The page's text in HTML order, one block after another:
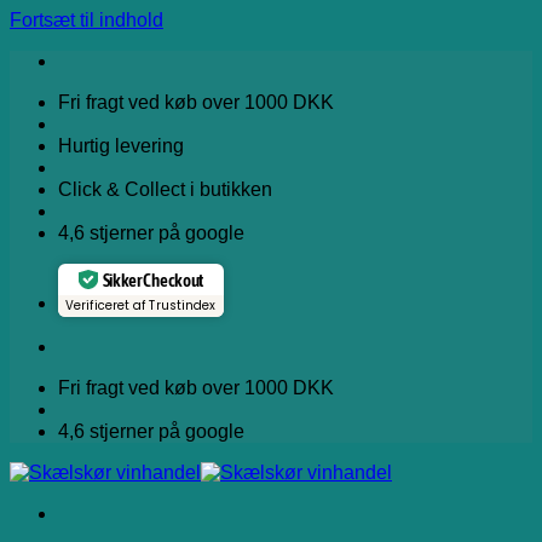
Fortsæt til indhold
Fri fragt ved køb over 1000 DKK
Hurtig levering
Click & Collect i butikken
4,6 stjerner på google
Sikker Checkout
Verificeret af Trustindex
Fri fragt ved køb over 1000 DKK
4,6 stjerner på google